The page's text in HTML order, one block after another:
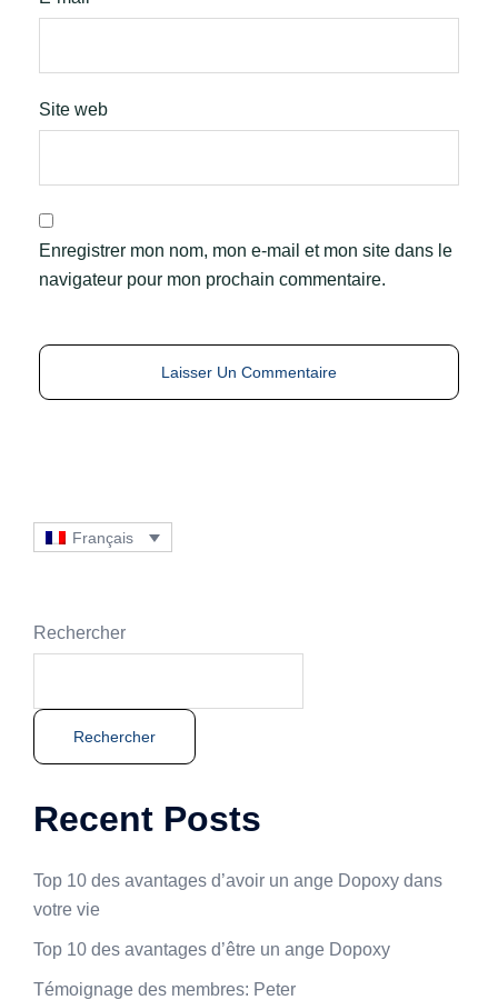
Site web
Enregistrer mon nom, mon e-mail et mon site dans le
navigateur pour mon prochain commentaire.
Français
Rechercher
Rechercher
Recent Posts
Top 10 des avantages d’avoir un ange Dopoxy dans
votre vie
Top 10 des avantages d’être un ange Dopoxy
Témoignage des membres: Peter